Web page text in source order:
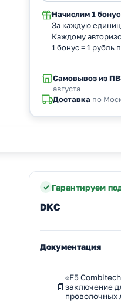
Начислим 1 бонус
За каждую
Каждому
1 бонус = 1 рубль
Самовывоз из
августа
Доставка по
Гарантируем
DKC
Документация
«F5
заключение
проволочных